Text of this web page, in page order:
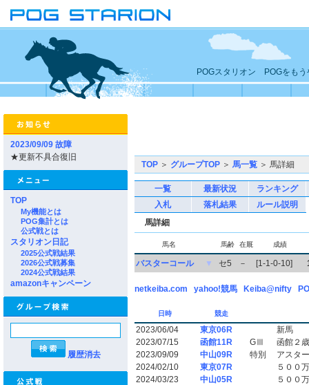
POGスタリオン POGをもう
2023/09/09 故障
★更新不具合復旧
TOP
My機能とは
POG集計とは
公式戦とは
スタリオン日記
2025公式戦結果
2026公式戦募集
2024公式戦結果
amazonキャンペーン
履歴消去
TOP ＞ グループTOP ＞ 馬一覧 ＞ 馬詳細
一覧 最新状況
ランキング
入札
落札結果
ルール説明
馬詳細
馬名 馬齢 在厩 成績
バスターコール ▼ セ5 － [1-1-0-10]
netkeiba.com yahoo!競馬 Keiba@nifty
日時 競走
2023/06/04 東京06R
新馬
2023/07/15
函館11R GⅢ
函館２
2023/09/09
中山09R 特別
アスタ
2024/02/10
東京07R
５００
2024/03/23
中山05R
５００